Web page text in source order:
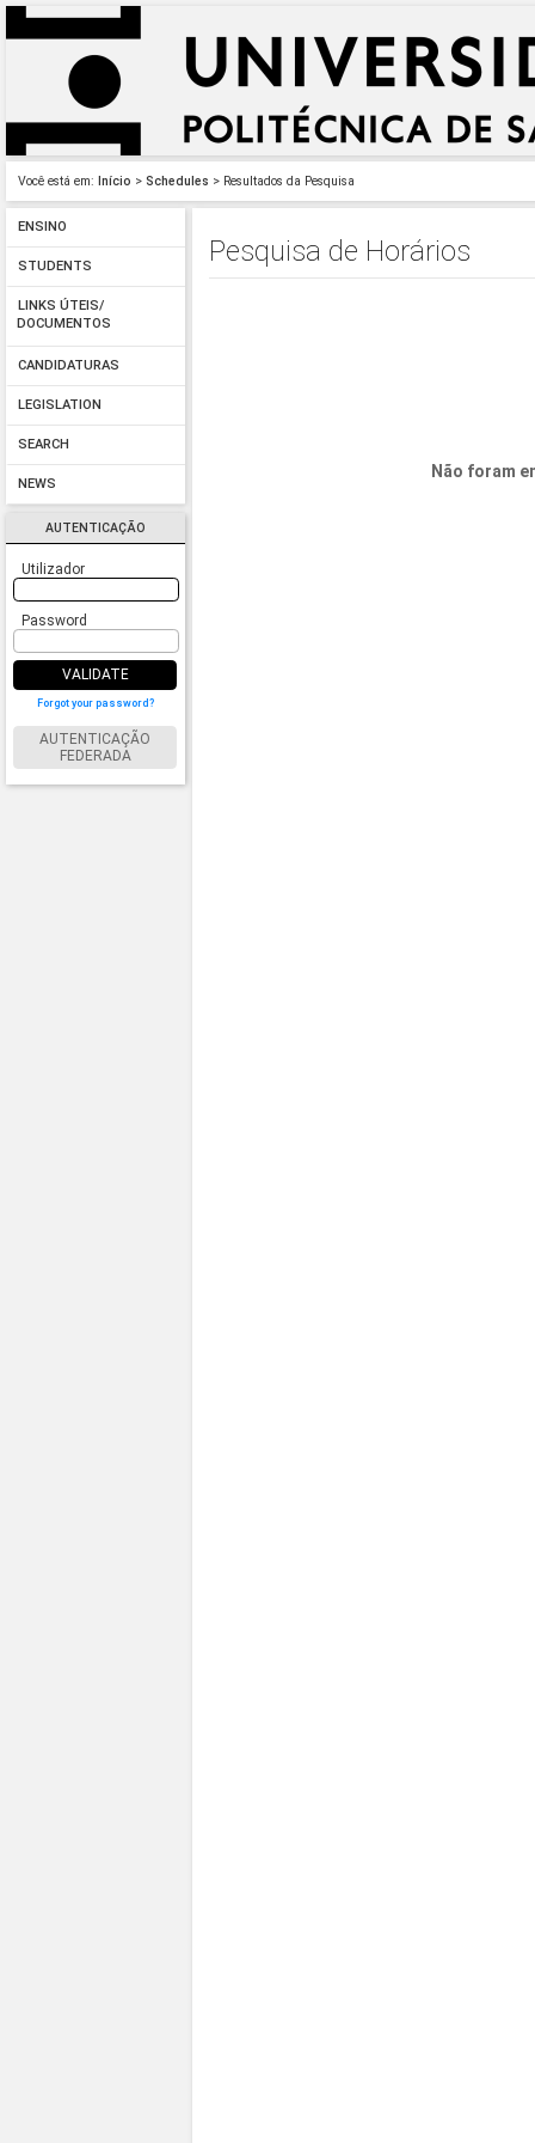
Você está em: Início > Schedules > Resultados da Pesquisa
ENSINO
STUDENTS
LINKS ÚTEIS/
DOCUMENTOS
CANDIDATURAS
LEGISLATION
SEARCH
NEWS
AUTENTICAÇÃO
Utilizador
Password
VALIDATE
Forgot your password?
AUTENTICAÇÃO
FEDERADA
Pesquisa de Horários
Não foram